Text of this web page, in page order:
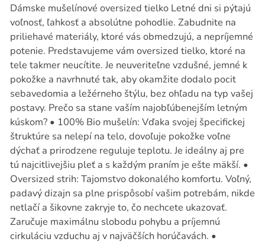
Dámske mušelínové oversized tielko Letné dni si pýtajú
voľnosť, ľahkosť a absolútne pohodlie. Zabudnite na
priliehavé materiály, ktoré vás obmedzujú, a nepríjemné
potenie. Predstavujeme vám oversized tielko, ktoré na
tele takmer neucítite. Je neuveriteľne vzdušné, jemné k
pokožke a navrhnuté tak, aby okamžite dodalo pocit
sebavedomia a ležérneho štýlu, bez ohľadu na typ vašej
postavy. Prečo sa stane vaším najobľúbenejším letným
kúskom? • 100% Bio mušelín: Vďaka svojej špecifickej
štruktúre sa nelepí na telo, dovoľuje pokožke voľne
dýchať a prirodzene reguluje teplotu. Je ideálny aj pre
tú najcitlivejšiu pleť a s každým praním je ešte mäkší. •
Oversized strih: Tajomstvo dokonalého komfortu. Voľný,
padavý dizajn sa plne prispôsobí vašim potrebám, nikde
netlačí a šikovne zakryje to, čo nechcete ukazovať.
Zaručuje maximálnu slobodu pohybu a príjemnú
cirkuláciu vzduchu aj v najväčších horúčavách. •